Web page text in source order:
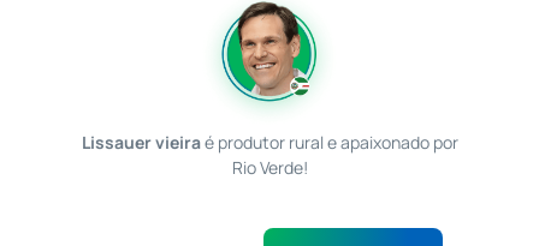
Lissauer vieiraé produtor rural e apaixonado por
Rio Verde!